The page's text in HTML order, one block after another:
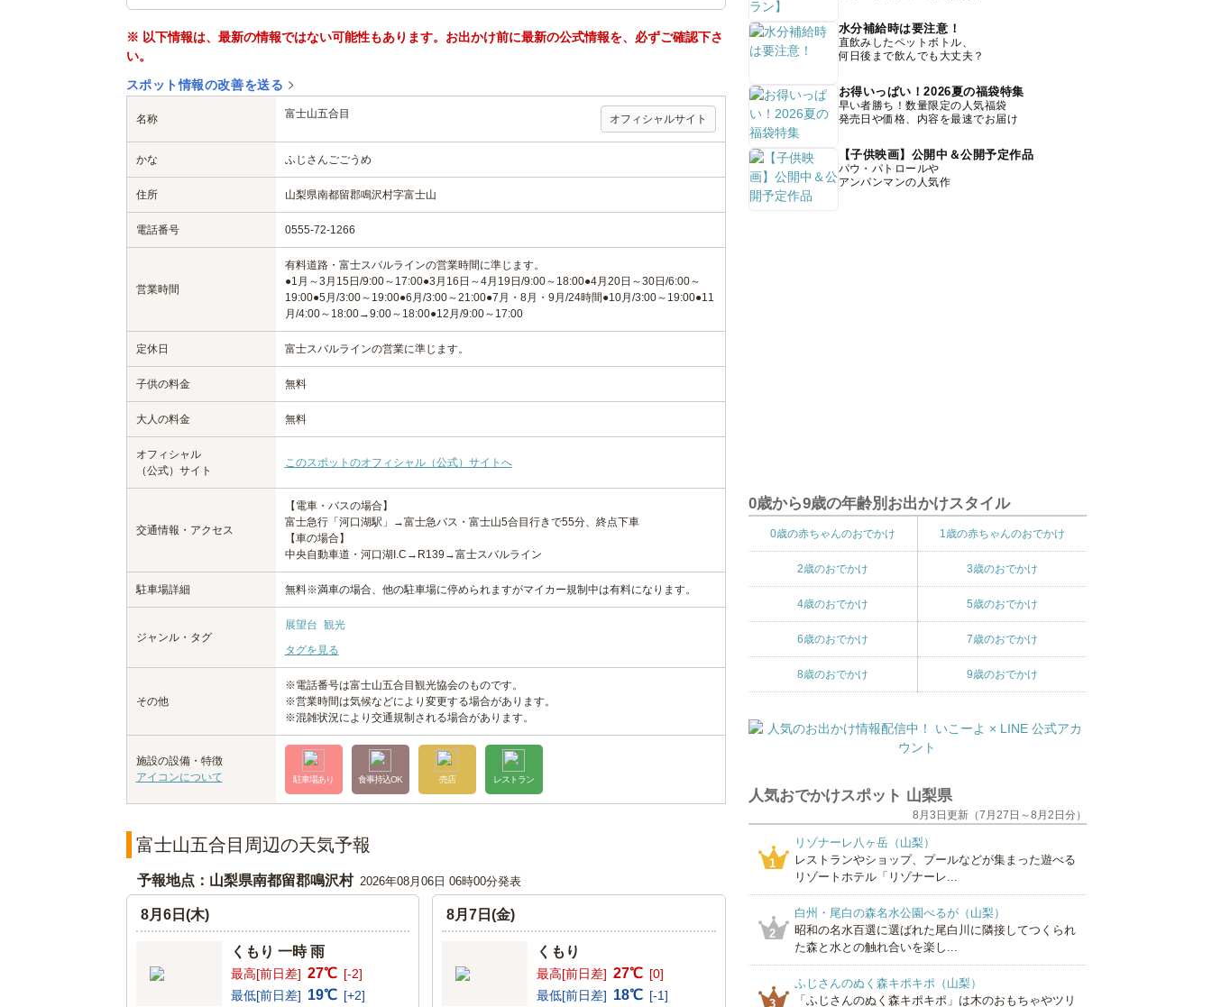
※ 以下情報は、最新の情報ではない可能性もあります。お出かけ前に最新の公式情報を、必ずご確認下さ
い。
スポット情報の改善を送る
名称 富士山五合目 オフィシャルサイト
かな ふじさんごごうめ
住所 山梨県南都留郡鳴沢村字富士山
電話番号 0555-72-1266
営業時間
有料道路・富士スバルラインの営業時間に準じます。
●1月～3月15日/9:00～17:00●3月16日～4月19日/9:00～18:00●4月20日～30日/6:00～
19:00●5月/3:00～19:00●6月/3:00～21:00●7月・8月・9月/24時間●10月/3:00～19:00●11
月/4:00～18:00→9:00～18:00●12月/9:00～17:00
定休日 富士スバルラインの営業に準じます。
子供の料金 無料
大人の料金 無料
オフィシャル
（公式）サイト
このスポットのオフィシャル（公式）サイトへ
交通情報・アクセス
【電車・バスの場合】
富士急行「河口湖駅」→富士急バス・富士山5合目行きで55分、終点下車
【車の場合】
中央自動車道・河口湖I.C→R139→富士スバルライン
駐車場詳細 無料※満車の場合、他の駐車場に停められますがマイカー規制中は有料になります。
ジャンル・タグ
展望台 観光
タグを見る
その他
※電話番号は富士山五合目観光協会のものです。
※営業時間は気候などにより変更する場合があります。
※混雑状況により交通規制される場合があります。
施設の設備・特徴
アイコンについて
駐車場あり 食事持込OK 売店 レストラン
富士山五合目周辺の天気予報
予報地点：山梨県南都留郡鳴沢村 2026年08月06日 06時00分発表
8月6日(木)
くもり 一時 雨
最高[前日差] 27℃ [-2]
最低[前日差] 19℃ [+2]
8月7日(金)
くもり
最高[前日差] 27℃ [0]
最低[前日差] 18℃ [-1]
水分補給時は要注意！
直飲みしたペットボトル、
何日後まで飲んでも大丈夫？
お得いっぱい！2026夏の福袋特集
早い者勝ち！数量限定の人気福袋
発売日や価格、内容を最速でお届け
【子供映画】公開中＆公開予定作品
パウ・パトロールや
アンパンマンの人気作
0歳から9歳の年齢別お出かけスタイル
0歳の赤ちゃんのおでかけ 1歳の赤ちゃんのおでかけ
2歳のおでかけ 3歳のおでかけ
4歳のおでかけ 5歳のおでかけ
6歳のおでかけ 7歳のおでかけ
8歳のおでかけ 9歳のおでかけ
人気おでかけスポット 山梨県
8月3日更新（7月27日～8月2日分）
1
リゾナーレ八ヶ岳（山梨）
レストランやショップ、プールなどが集まった遊べる
リゾートホテル「リゾナーレ...
2
白州・尾白の森名水公園べるが（山梨）
昭和の名水百選に選ばれた尾白川に隣接してつくられ
た森と水との触れ合いを楽し...
3
ふじさんのぬく森キポキポ（山梨）
「ふじさんのぬく森キポキポ」は木のおもちゃやツリ